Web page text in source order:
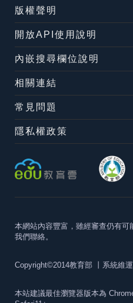
版權聲明
開放API使用說明
內嵌搜尋欄位說明
相關連結
常見問題
隱私權政策
本網站內容豐富，雖經審查仍有可
我們聯絡。
Copyright©2014教育部 丨系統維
本站建議最佳瀏覽器版本為